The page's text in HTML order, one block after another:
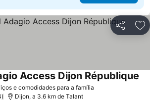
Partilhar
e comodidades para a família
Access Dijon République
Dijon, a 3.6 km de Talant